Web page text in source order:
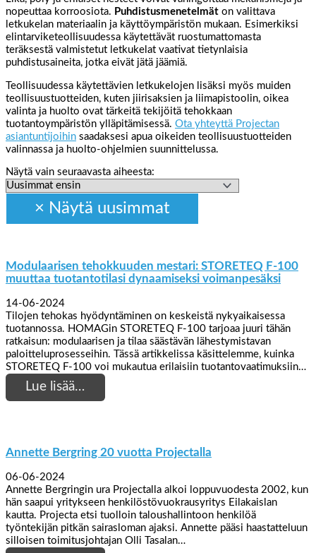
nopeuttaa korroosiota. Puhdistusmenetelmät on valittava
letkukelan materiaalin ja käyttöympäristön mukaan. Esimerkiksi
elintarviketeollisuudessa käytettävät ruostumattomasta
teräksestä valmistetut letkukelat vaativat tietynlaisia
puhdistusaineita, jotka eivät jätä jäämiä.
Teollisuudessa käytettävien letkukelojen lisäksi myös muiden
teollisuustuotteiden, kuten jiirisaksien ja liimapistoolin, oikea
valinta ja huolto ovat tärkeitä tekijöitä tehokkaan
tuotantoympäristön ylläpitämisessä. Ota yhteyttä Projectan
asiantuntijoihin saadaksesi apua oikeiden teollisuustuotteiden
valinnassa ja huolto-ohjelmien suunnittelussa.
Näytä vain seuraavasta aiheesta:
Modulaarisen tehokkuuden mestari: STORETEQ F-100
muuttaa tuotantotilasi dynaamiseksi voimanpesäksi
14-06-2024
Tilojen tehokas hyödyntäminen on keskeistä nykyaikaisessa
tuotannossa. HOMAGin STORETEQ F-100 tarjoaa juuri tähän
ratkaisun: modulaarisen ja tilaa säästävän lähestymistavan
paloitteluprosesseihin. Tässä artikkelissa käsittelemme, kuinka
STORETEQ F-100 voi mukautua erilaisiin tuotantovaatimuksiin…
Lue lisää…
Annette Bergring 20 vuotta Projectalla
06-06-2024
Annette Bergringin ura Projectalla alkoi loppuvuodesta 2002, kun
hän saapui yritykseen henkilöstövuokrausyritys Eilakaislan
kautta. Projecta etsi tuolloin taloushallintoon henkilöä
työntekijän pitkän sairasloman ajaksi. Annette pääsi haastatteluun
silloisen toimitusjohtajan Olli Tasalan…